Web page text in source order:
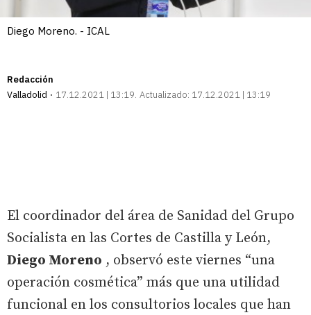
Diego Moreno. - ICAL
Redacción
Valladolid
17.12.2021 | 13:19 Actualizado: 17.12.2021 | 13:19
El coordinador del área de Sanidad del Grupo
Socialista en las Cortes de Castilla y León,
Diego Moreno , observó este viernes “una
operación cosmética” más que una utilidad
funcional en los consultorios locales que han